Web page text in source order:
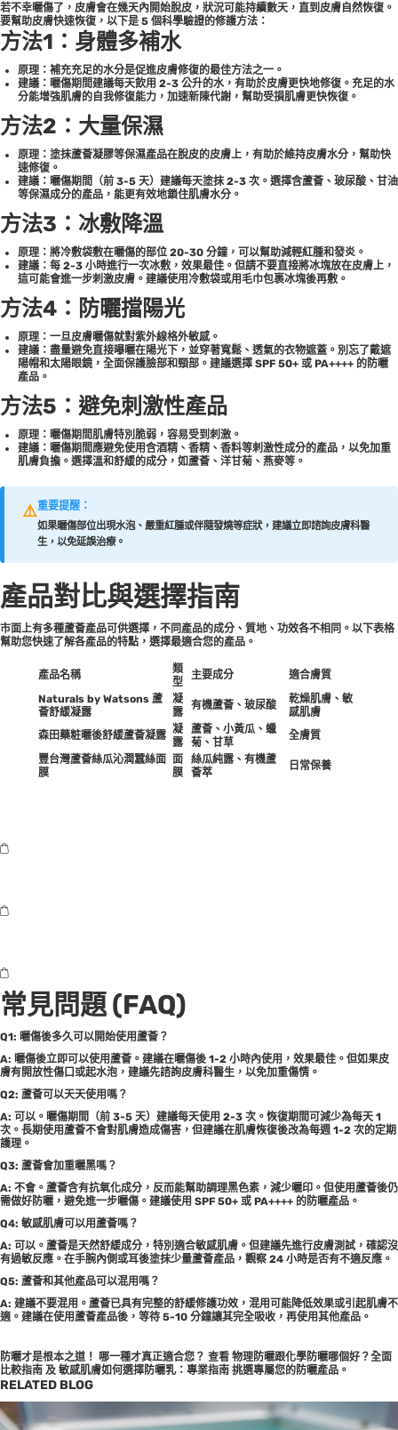
若不幸曬傷了，皮膚會在幾天內開始脫皮，狀況可能持續數天，直到皮膚自然恢復。
要幫助皮膚快速恢復，以下是 5 個科學驗證的修護方法：
方法1：身體多補水
原理： 補充充足的水分是促進皮膚修復的最佳方法之一。
建議： 曬傷期間建議每天飲用 2-3 公升的水，有助於皮膚更快地修復。充足的水
分能增強肌膚的自我修復能力，加速新陳代謝，幫助受損肌膚更快恢復。
方法2：大量保濕
原理： 塗抹蘆薈凝膠等保濕產品在脫皮的皮膚上，有助於維持皮膚水分，幫助快
速修復。
建議： 曬傷期間（前 3-5 天）建議每天塗抹 2-3 次。選擇含蘆薈、玻尿酸、甘油
等保濕成分的產品，能更有效地鎖住肌膚水分。
方法3：冰敷降溫
原理： 將冷敷袋敷在曬傷的部位 20-30 分鐘，可以幫助減輕紅腫和發炎。
建議： 每 2-3 小時進行一次冰敷，效果最佳。但請不要直接將冰塊放在皮膚上，
這可能會進一步刺激皮膚。建議使用冷敷袋或用毛巾包裹冰塊後再敷。
方法4：防曬擋陽光
原理： 一旦皮膚曬傷就對紫外線格外敏感。
建議： 盡量避免直接曝曬在陽光下，並穿著寬鬆、透氣的衣物遮蓋。別忘了戴遮
陽帽和太陽眼鏡，全面保護臉部和頸部。建議選擇 SPF 50+ 或 PA++++ 的防曬
產品。
方法5：避免刺激性產品
原理： 曬傷期間肌膚特別脆弱，容易受到刺激。
建議： 曬傷期間應避免使用含酒精、香精、香料等刺激性成分的產品，以免加重
肌膚負擔。選擇溫和舒緩的成分，如蘆薈、洋甘菊、燕麥等。
⚠️重要提醒：
如果曬傷部位出現水泡、嚴重紅腫或伴隨發燒等症狀，建議立即諮詢皮膚科醫
生，以免延誤治療。
產品對比與選擇指南
市面上有多種蘆薈產品可供選擇，不同產品的成分、質地、功效各不相同。以下表格
幫助您快速了解各產品的特點，選擇最適合您的產品。
產品名稱
類
型
主要成分
適合膚質
Naturals by Watsons 蘆
薈舒緩凝露
凝
露
有機蘆薈、玻尿酸
乾燥肌膚、敏
感肌膚
森田藥粧曬後舒緩蘆薈凝露 凝
露
蘆薈、小黃瓜、蠟
菊、甘草
全膚質
豐台灣蘆薈絲瓜沁潤蠶絲面
膜
面
膜
絲瓜純露、有機蘆
薈萃
日常保養
常見問題 (FAQ)
Q1: 曬傷後多久可以開始使用蘆薈？
A: 曬傷後立即可以使用蘆薈。建議在曬傷後 1-2 小時內使用，效果最佳。但如果皮
膚有開放性傷口或起水泡，建議先諮詢皮膚科醫生，以免加重傷情。
Q2: 蘆薈可以天天使用嗎？
A: 可以。曬傷期間（前 3-5 天）建議每天使用 2-3 次。恢復期間可減少為每天 1
次。長期使用蘆薈不會對肌膚造成傷害，但建議在肌膚恢復後改為每週 1-2 次的定期
護理。
Q3: 蘆薈會加重曬黑嗎？
A: 不會。蘆薈含有抗氧化成分，反而能幫助調理黑色素，減少曬印。但使用蘆薈後仍
需做好防曬，避免進一步曬傷。建議使用 SPF 50+ 或 PA++++ 的防曬產品。
Q4: 敏感肌膚可以用蘆薈嗎？
A: 可以。蘆薈是天然舒緩成分，特別適合敏感肌膚。但建議先進行皮膚測試，確認沒
有過敏反應。在手腕內側或耳後塗抹少量蘆薈產品，觀察 24 小時是否有不適反應。
Q5: 蘆薈和其他產品可以混用嗎？
A: 建議不要混用。蘆薈已具有完整的舒緩修護功效，混用可能降低效果或引起肌膚不
適。建議在使用蘆薈產品後，等待 5-10 分鐘讓其完全吸收，再使用其他產品。
防曬才是根本之道！ 哪一種才真正適合您？ 查看 物理防曬跟化學防曬哪個好？全面
比較指南 及 敏感肌膚如何選擇防曬乳：專業指南 挑選專屬您的防曬產品。
RELATED BLOG